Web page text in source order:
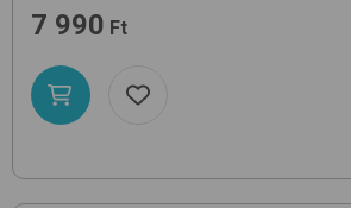
7 990 Ft